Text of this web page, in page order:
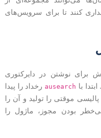
کنند تا برای سرویس‌های
نوشتن در دایرکتوری
ausearchرخداد را پیدا
موقتی را تولید و آن را
بودن مجوز، ماژول را